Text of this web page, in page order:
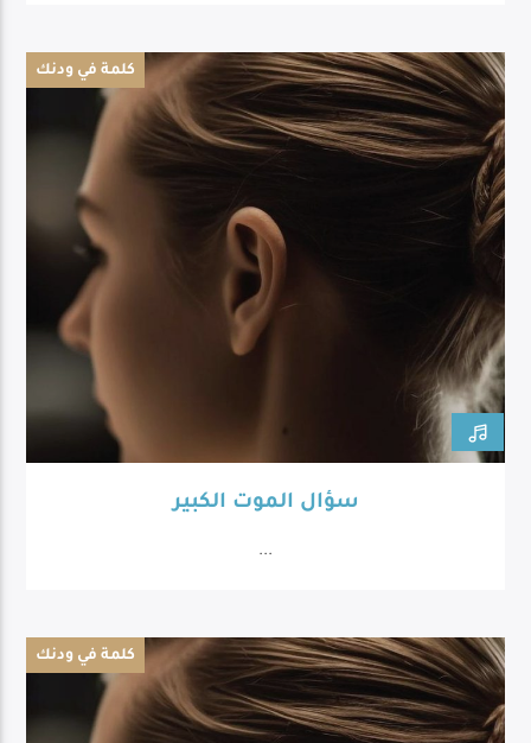
كلمة في ودنك
سؤال الموت الكبير
...
كلمة في ودنك